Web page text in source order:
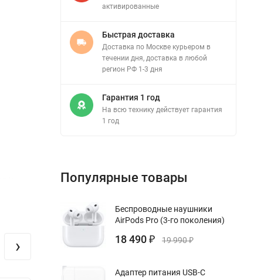
›
активированные
Быстрая доставка
Доставка по Москве курьером в
течении дня, доставка в любой
регион РФ 1-3 дня
Гарантия 1 год
На всю технику действует гарантия
1 год
Популярные товары
Беспроводные наушники
AirPods Pro (3-го поколения)
18 490 ₽ 19 990₽
Адаптер питания USB-C